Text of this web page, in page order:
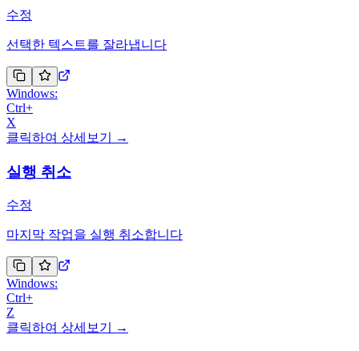
수정
선택한 텍스트를 잘라냅니다
Windows:
Ctrl+
X
클릭하여 상세보기 →
실행 취소
수정
마지막 작업을 실행 취소합니다
Windows:
Ctrl+
Z
클릭하여 상세보기 →